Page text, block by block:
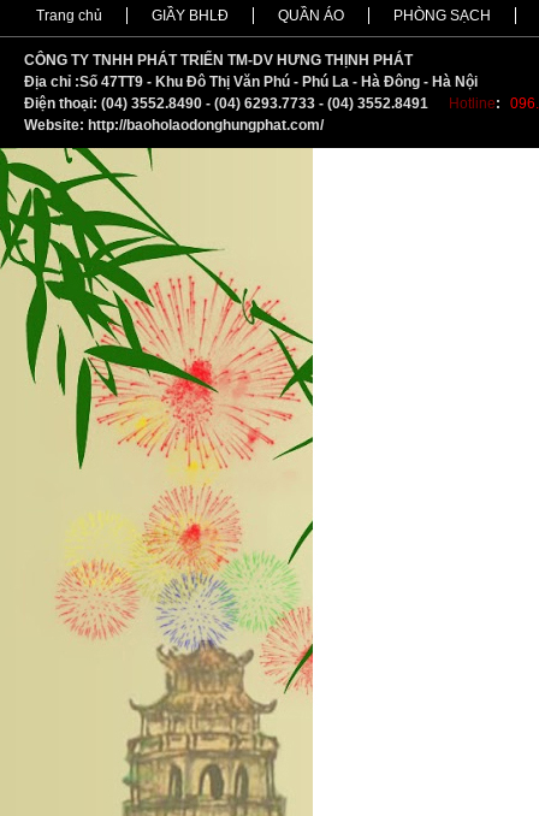
Trang chủ GIẦY BHLĐ QUẦN ÁO PHÒNG SẠCH
CÔNG TY TNHH PHÁT TRIỂN TM-DV HƯNG THỊNH PHÁT
Địa chỉ :Số 47TT9 - Khu Đô Thị Văn Phú - Phú La - Hà Đông - Hà Nội
Điện thoại: (04) 3552.8490 - (04) 6293.7733 - (04) 3552.8491
Hotline:
Website: http://baoholaodonghungphat.com/